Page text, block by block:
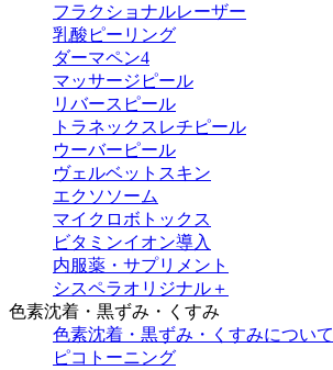
フラクショナルレーザー
乳酸ピーリング
ダーマペン4
マッサージピール
リバースピール
トラネックスレチピール
ウーバーピール
ヴェルベットスキン
エクソソーム
マイクロボトックス
ビタミンイオン導入
内服薬・サプリメント
シスペラオリジナル＋
色素沈着・黒ずみ・くすみ
色素沈着・黒ずみ・くすみについて
ピコトーニング